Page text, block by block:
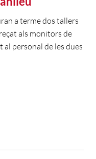
a terme dos tallers
als monitors de
al personal de les dues